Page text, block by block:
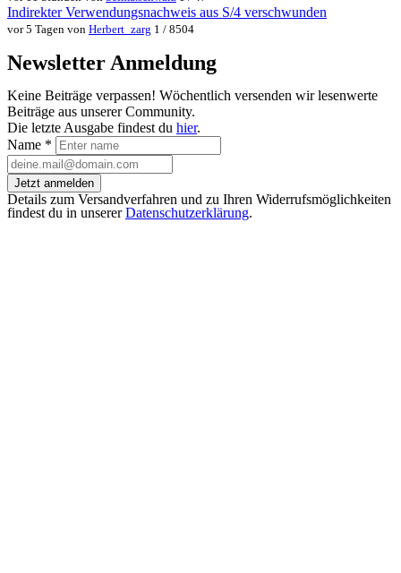
Indirekter Verwendungsnachweis aus S/4 verschwunden
vor 5 Tagen von Herbert_zarg 1 / 8504
Newsletter Anmeldung
Keine Beiträge verpassen! Wöchentlich versenden wir lesenwerte
Beiträge aus unserer Community.
Die letzte Ausgabe findest du hier.
Name *
Jetzt anmelden
Details zum Versandverfahren und zu Ihren Widerrufsmöglichkeiten
findest du in unsererDatenschutzerklärung.